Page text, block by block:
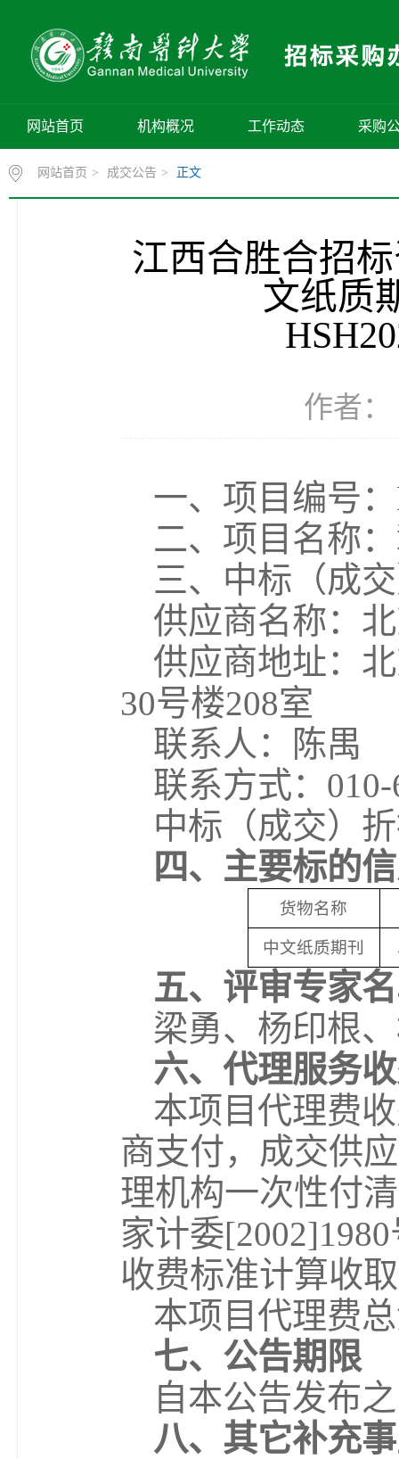
网站首页 机构概况 工作动态 采购
网站首页 > 成交公告 > 正文
江西合胜合招
文纸质
作者：
一、项目编号
二、项目名称
三、中标（成
供应商名称：
供应商地址：
30号楼208室
联系人：陈禺
联系方式：010-
中标（成交）
四、主要标的
货物名称
中文纸质期刊
五、评审专家
梁勇、杨印根
六、代理服务
本项目代理费
商支付，成交供
理机构一次性付
家计委
收费标准计算收
本项目代理费
七、公告期限
自本公告发布
八、其它补充